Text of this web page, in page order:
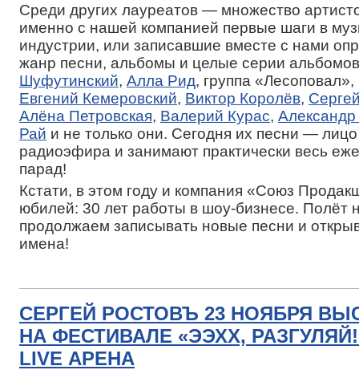
Среди других лауреатов — множество
именно с нашей компанией первые шаги в
индустрии, или записавшие вместе с нами
жанр песни, альбомы и целые серии
Шуфутинский, Алла Рид, группа
Евгений Кемеровский, Виктор Королёв,
Алёна Петровская, Валерий Курас,
Рай и не только они. Сегодня их песни —
радиоэфира и занимают практически весь
парад!
Кстати, в этом году и компания «Союз
юбилей: 30 лет работы в шоу-бизнесе. Полёт
продолжаем записывать новые песни и
имена!
СЕРГЕЙ РОСТОВЪ 23 НОЯБРЯ
НА ФЕСТИВАЛЕ «ЭЭХХ,
LIVE АРЕНА